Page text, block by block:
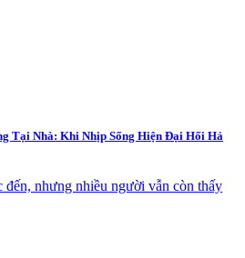
Tại Nhà: Khi Nhịp Sống Hiện Đại Hối Hả
nhưng nhiều người vẫn còn thấy